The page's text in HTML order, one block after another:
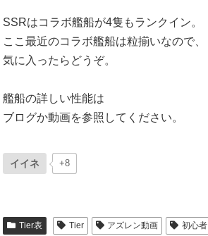
SSRはコラボ艦船が4隻もランクイン。
ここ最近のコラボ艦船は粒揃いなので、
気に入ったらどうぞ。
艦船の詳しい性能は
ブログか動画を参照してください。
イイネ +8
Tier表 Tier アズレン動画 初心者